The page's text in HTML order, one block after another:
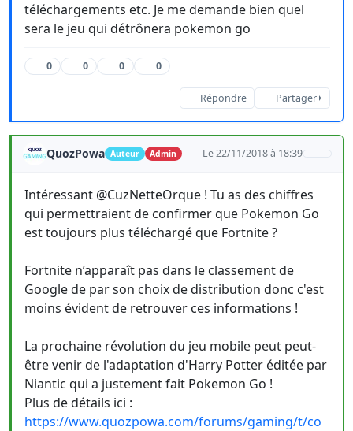
téléchargements etc. Je me demande bien quel
sera le jeu qui détrônera pokemon go
0 0 0 0
Répondre Partager
QuozPowa Auteur Admin Le 22/11/2018 à 18:39
Intéressant @CuzNetteOrque ! Tu as des chiffres
qui permettraient de confirmer que Pokemon Go
est toujours plus téléchargé que Fortnite ?
Fortnite n’apparaît pas dans le classement de
Google de par son choix de distribution donc c'est
moins évident de retrouver ces informations !
La prochaine révolution du jeu mobile peut peut-
être venir de l'adaptation d'Harry Potter éditée par
Niantic qui a justement fait Pokemon Go !
Plus de détails ici :
https://www.quozpowa.com/forums/gaming/t/co